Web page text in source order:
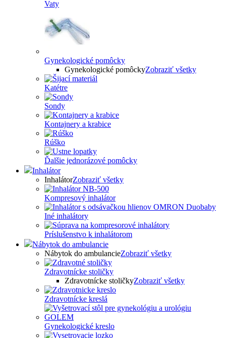
Vaty
Gynekologické pomôcky
Gynekologické pomôckyZobraziť všetky
Katétre
Sondy
Kontajnery a krabice
Rúško
Ďalšie jednorázové pomôcky
Inhalátor
InhalátorZobraziť všetky
Kompresový inhalátor
Iné inhalátory
Príslušenstvo k inhalátorom
Nábytok do ambulancie
Nábytok do ambulancieZobraziť všetky
Zdravotnícke stoličky
Zdravotnícke stoličkyZobraziť všetky
Zdravotnícke kreslá
Gynekologické kreslo